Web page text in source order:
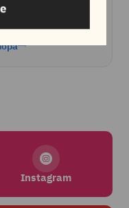
Instagram